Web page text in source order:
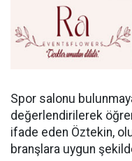
Spor salonu
değerlendirilerek
ifade eden Öztekin,
branşlara uygun